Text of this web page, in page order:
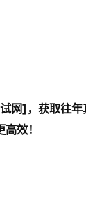
网]，获取往
效！